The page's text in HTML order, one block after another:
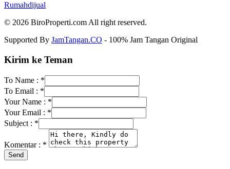
Rumahdijual
© 2026 BiroProperti.com All right reserved.
Supported By JamTangan.CO - 100% Jam Tangan Original
Kirim ke Teman
To Name : *
To Email : *
Your Name : *
Your Email : *
Subject : *
Komentar : *